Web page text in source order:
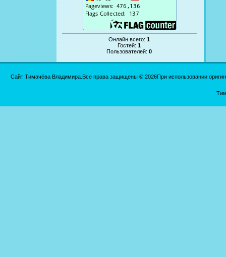
Онлайн всего:1
Гостей:1
Пользователей:0
Сайт Тимачёва Владимира.Все права защищены © 2026При использовании